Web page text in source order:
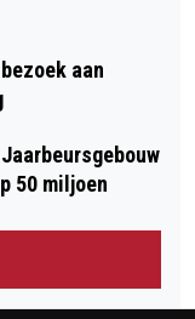
aan
50 miljoen